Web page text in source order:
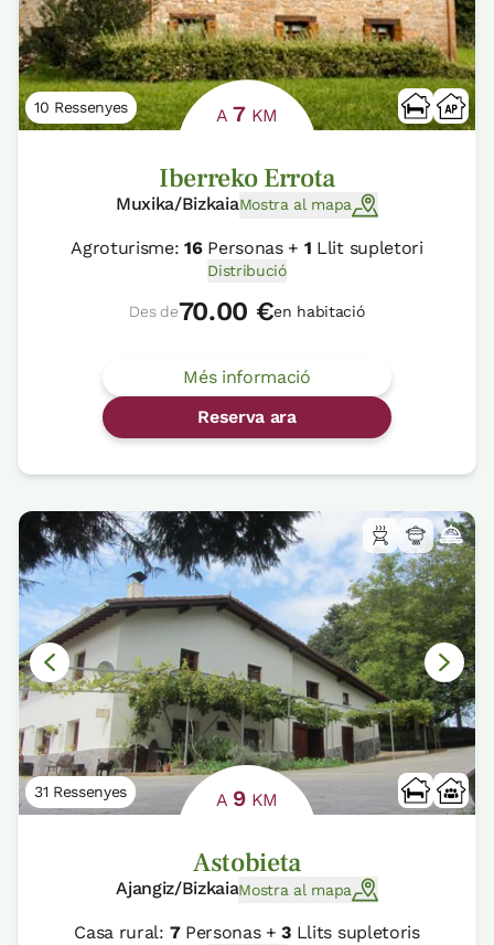
10 Ressenyes A7 KM
Iberreko Errota
Muxika/BizkaiaMostra al mapa
Agroturisme:16Personas + 1 Llit supletori
Distribució
Des de70.00 €en habitació
Més informació
Reserva ara
31 Ressenyes A 9 KM
Astobieta
Ajangiz/BizkaiaMostra al mapa
Casa rural: 7Personas +3 Llits supletoris